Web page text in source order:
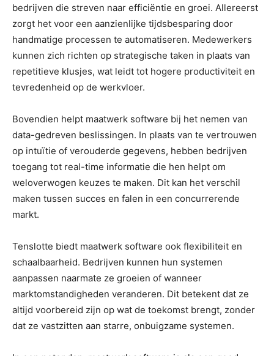
bedrijven die streven naar efficiëntie en groei. Allereerst
zorgt het voor een aanzienlijke tijdsbesparing door
handmatige processen te automatiseren. Medewerkers
kunnen zich richten op strategische taken in plaats van
repetitieve klusjes, wat leidt tot hogere productiviteit en
tevredenheid op de werkvloer.
Bovendien helpt maatwerk software bij het nemen van
data-gedreven beslissingen. In plaats van te vertrouwen
op intuïtie of verouderde gegevens, hebben bedrijven
toegang tot real-time informatie die hen helpt om
weloverwogen keuzes te maken. Dit kan het verschil
maken tussen succes en falen in een concurrerende
markt.
Tenslotte biedt maatwerk software ook flexibiliteit en
schaalbaarheid. Bedrijven kunnen hun systemen
aanpassen naarmate ze groeien of wanneer
marktomstandigheden veranderen. Dit betekent dat ze
altijd voorbereid zijn op wat de toekomst brengt, zonder
dat ze vastzitten aan starre, onbuigzame systemen.